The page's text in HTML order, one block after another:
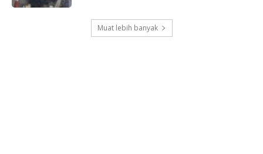
Muat lebih banyak